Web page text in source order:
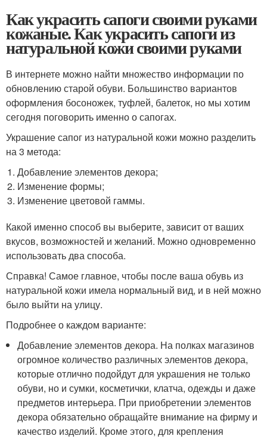
Как украсить сапоги своими руками
кожаные. Как украсить сапоги из
натуральной кожи своими руками
В интернете можно найти множество информации по
обновлению старой обуви. Большинство вариантов
оформления босоножек, туфлей, балеток, но мы хотим
сегодня поговорить именно о сапогах.
Украшение сапог из натуральной кожи можно разделить
на 3 метода:
Добавление элементов декора;
Изменение формы;
Изменение цветовой гаммы.
Какой именно способ вы выберите, зависит от ваших
вкусов, возможностей и желаний. Можно одновременно
использовать два способа.
Справка! Самое главное, чтобы после ваша обувь из
натуральной кожи имела нормальный вид, и в ней можно
было выйти на улицу.
Подробнее о каждом варианте:
Добавление элементов декора. На полках магазинов
огромное количество различных элементов декора,
которые отлично подойдут для украшения не только
обуви, но и сумки, косметички, клатча, одежды и даже
предметов интерьера. При приобретении элементов
декора обязательно обращайте внимание на фирму и
качество изделий. Кроме этого, для крепления